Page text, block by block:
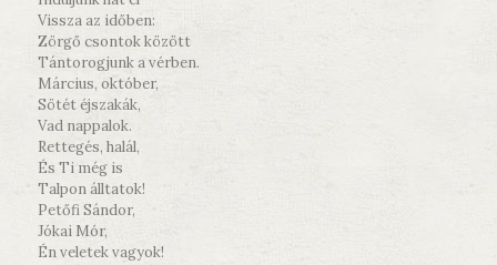
Vissza az időben:
Zörgő csontok között
Tántorogjunk a vérben.
Március, október,
Sötét éjszakák,
Vad nappalok.
Rettegés, halál,
És Ti még is
Talpon álltatok!
Petőfi Sándor,
Jókai Mór,
Én veletek vagyok!